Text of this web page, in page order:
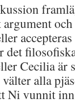
det
Cecilia är
alla
Ni vunnit